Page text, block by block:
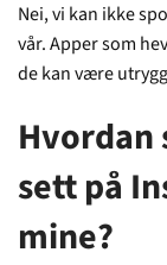
Nei, vi kan ikke
vår. Apper som
de kan være
Hvordan
sett på
mine?